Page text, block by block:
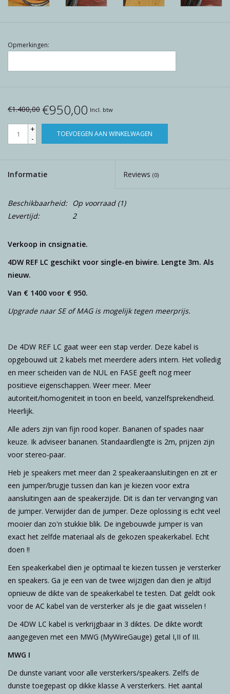
Opmerkingen:
€1.400,00 €950,00 Incl. btw
+
-
TOEVOEGEN AAN WINKELWAGEN
Informatie Reviews (0)
Beschikbaarheid: Op voorraad(1)
Levertijd:
2
Verkoop in cnsignatie.
4DW REF LC geschikt voor single-en biwire. Lengte 3m. Als
nieuw.
Van € 1400 voor € 950.
Upgrade naar SE of MAG is mogelijk tegen meerprijs.
De 4DW REF LC gaat weer een stap verder. Deze kabel is
opgebouwd uit 2 kabels met meerdere aders intern. Het volledig
en meer scheiden van de NUL en FASE geeft nog meer
positieve eigenschappen. Weer meer. Meer
autoriteit/homogeniteit in toon en beeld, vanzelfsprekendheid.
Heerlijk.
Alle aders zijn van fijn rood koper. Bananen of spades naar
keuze. Ik adviseer bananen. Standaardlengte is 2m, prijzen zijn
voor stereo-paar.
Heb je speakers met meer dan 2 speakeraansluitingen en zit er
een jumper/brugje tussen dan kan je kiezen voor extra
aansluitingen aan de speakerzijde. Dit is dan ter vervanging van
de jumper. Verwijder dan de jumper. Deze oplossing is echt veel
mooier dan zo'n stukkie blik. De ingebouwde jumper is van
exact het zelfde materiaal als de gekozen speakerkabel. Echt
doen !!
Een speakerkabel dien je optimaal te kiezen tussen je versterker
en speakers. Ga je een van de twee wijzigen dan dien je altijd
opnieuw de dikte van de speakerkabel te testen. Dat geldt ook
voor de AC kabel van de versterker als je die gaat wisselen !
De 4DW LC kabel is verkrijgbaar in 3 diktes. De dikte wordt
aangegeven met een MWG (MyWireGauge) getal I,II of III.
MWG I
De dunste variant voor alle versterkers/speakers. Zelfs de
dunste toegepast op dikke klasse A versterkers. Het aantal